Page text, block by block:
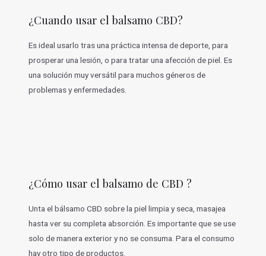
¿Cuando usar el balsamo CBD?
Es ideal usarlo tras una práctica intensa de deporte, para
prosperar una lesión, o para tratar una afección de piel. Es
una solución muy versátil para muchos géneros de
problemas y enfermedades.
¿Cómo usar el balsamo de CBD ?
Unta el bálsamo CBD sobre la piel limpia y seca, masajea
hasta ver su completa absorción. Es importante que se use
solo de manera exterior y no se consuma. Para el consumo
hay otro tipo de productos.